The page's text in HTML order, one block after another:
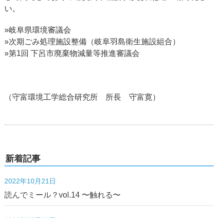
い。
»岐阜県環境審議会
»次期ごみ処理施設整備（岐阜羽島衛生施設組合）
»第1回 下呂市廃棄物減量等推進審議会
（守富環境工学総合研究所 所長 守富寛）
新着記事
2022年10月21日
読んでミール？vol.14 〜触れる〜